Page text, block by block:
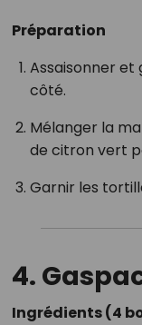
Préparation
Assaisonner et
côté.
Mélanger la
de citron vert
Garnir les
4.
Ingrédients (4